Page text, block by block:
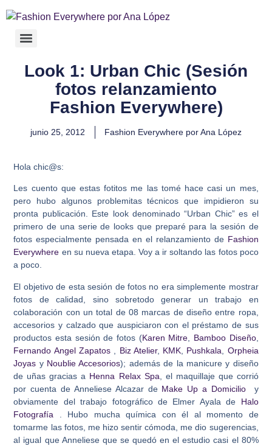
Look 1: Urban Chic (Sesión
fotos relanzamiento
Fashion Everywhere)
junio 25, 2012 Fashion Everywhere por Ana López
Hola chic@s:
Les cuento que estas fotitos me las tomé hace casi un mes,
pero hubo algunos problemitas técnicos que impidieron su
pronta publicación. Este look denominado “Urban Chic” es el
primero de una serie de looks que preparé para la sesión de
fotos especialmente pensada en el relanzamiento de Fashion
Everywhere en su nueva etapa. Voy a ir soltando las fotos poco
a poco.
El objetivo de esta sesión de fotos no era simplemente mostrar
fotos de calidad, sino sobretodo generar un trabajo en
colaboración con un total de 08 marcas de diseño entre ropa,
accesorios y calzado que auspiciaron con el préstamo de sus
productos esta sesión de fotos (Karen Mitre Bamboo Diseño,
Fernando Angel Zapatos
Biz Atelier, KMK Pushkala
Orpheia
Joyas y Noublie Accesorios); además de la manicure y diseño
de uñas gracias a Henna Relax Spa , el maquillaje que corrió
por cuenta de Anneliese Alcazar de Make Up a Domicilio
y
obviamente del trabajo fotográfico de Elmer Ayala de Halo
Fotografía
. Hubo mucha química con él al momento de
tomarme las fotos, me hizo sentir cómoda, me dio sugerencias,
al igual que Anneliese que se quedó en el estudio casi el 80%